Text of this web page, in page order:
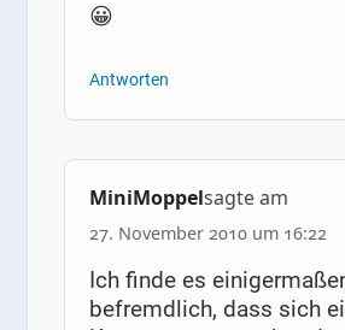
😀
Antworten
MiniMoppelsagte am
27. November 2010 um 16:22
Ich finde es
befremdlich, dass sich